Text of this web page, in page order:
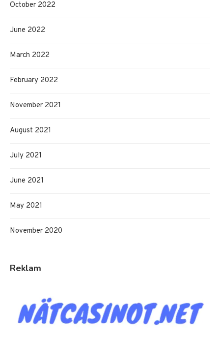
October 2022
June 2022
March 2022
February 2022
November 2021
August 2021
July 2021
June 2021
May 2021
November 2020
Reklam